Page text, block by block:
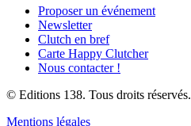
Proposer un événement
Newsletter
Clutch en bref
Carte Happy Clutcher
Nous contacter !
© Editions 138. Tous droits réservés.
Mentions légales